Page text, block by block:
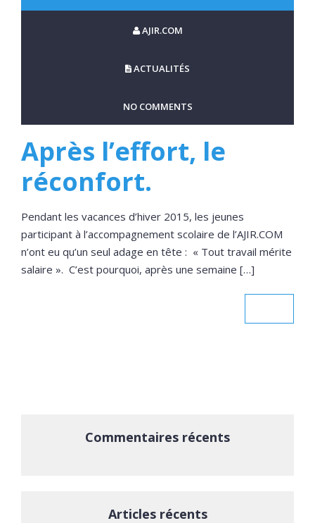
AJIR.COM
ACTUALITÉS
NO COMMENTS
Après l’effort, le
réconfort.
Pendant les vacances d’hiver 2015, les jeunes
participant à l’accompagnement scolaire de l’AJIR.COM
n’ont eu qu’un seul adage en tête : « Tout travail mérite
salaire ». C’est pourquoi, après une semaine […]
Commentaires récents
Articles récents